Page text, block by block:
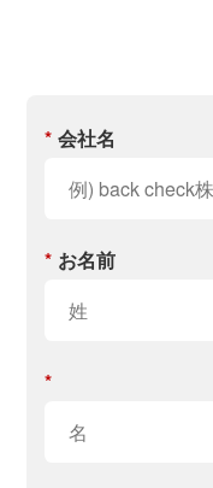
* 会社名
* お名前
*